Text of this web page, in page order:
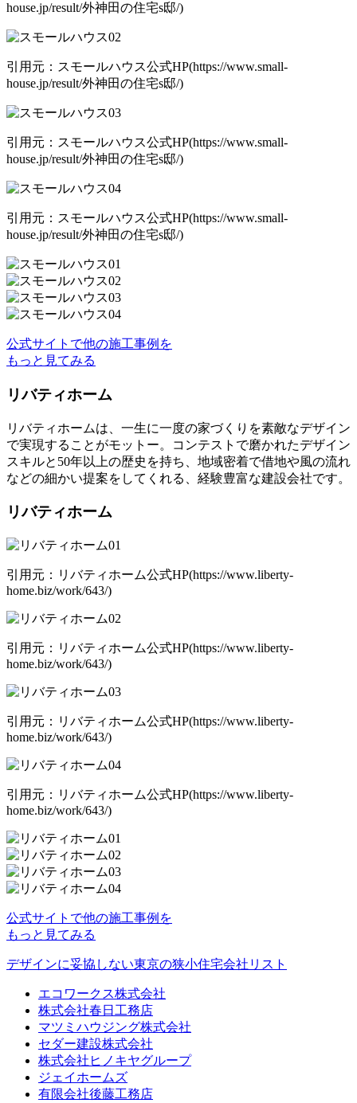
house.jp/result/外神田の住宅s邸/)
引用元：スモールハウス公式HP(https://www.small-
house.jp/result/外神田の住宅s邸/)
引用元：スモールハウス公式HP(https://www.small-
house.jp/result/外神田の住宅s邸/)
引用元：スモールハウス公式HP(https://www.small-
house.jp/result/外神田の住宅s邸/)
公式サイトで他の施工事例を
もっと見てみる
リバティホーム
リバティホームは、一生に一度の家づくりを素敵なデザイン
で実現することがモットー。コンテストで磨かれたデザイン
スキルと50年以上の歴史を持ち、地域密着で借地や風の流れ
などの細かい提案をしてくれる、経験豊富な建設会社です。
リバティホーム
引用元：リバティホーム公式HP(https://www.liberty-
home.biz/work/643/)
引用元：リバティホーム公式HP(https://www.liberty-
home.biz/work/643/)
引用元：リバティホーム公式HP(https://www.liberty-
home.biz/work/643/)
引用元：リバティホーム公式HP(https://www.liberty-
home.biz/work/643/)
公式サイトで他の施工事例を
もっと見てみる
デザインに妥協しない東京の狭小住宅会社リスト
エコワークス株式会社
株式会社春日工務店
マツミハウジング株式会社
セダー建設株式会社
株式会社ヒノキヤグループ
ジェイホームズ
有限会社後藤工務店